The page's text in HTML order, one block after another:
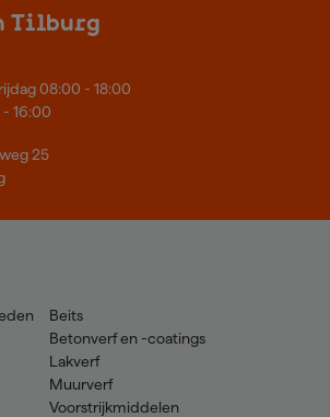
Tilburg
08:00 - 18:00
16:00
25
Beits
Betonverf en -coatings
Lakverf
Muurverf
Voorstrijkmiddelen